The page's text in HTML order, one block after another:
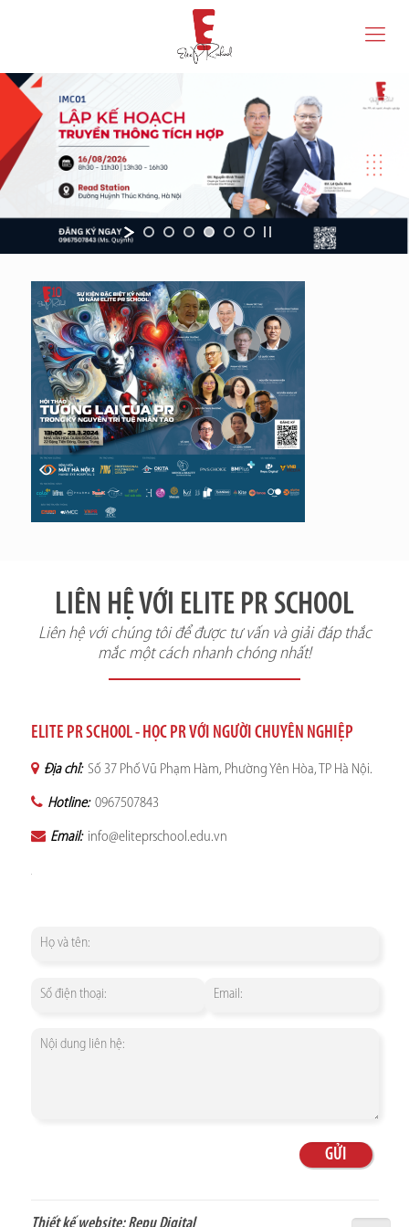
LIÊN HỆ VỚI ELITE PR SCHOOL
Liên hệ với chúng tôi để được tư vấn và giải đáp thắc
mắc một cách nhanh chóng nhất!
ELITE PR SCHOOL - HỌC PR VỚI NGƯỜI CHUYÊN NGHIỆP
Địa chỉ: Số 37 Phố Vũ Phạm Hàm, Phường Yên Hòa, TP Hà Nội.
Hotline: 0967507843
Email: info@eliteprschool.edu.vn